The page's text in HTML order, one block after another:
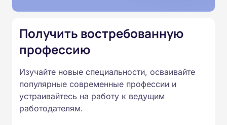
России от 14.07.2023 N 534 в
соответствии с Федеральными
образовательными стандартами
профессионального образования.
Удостоверения и дипломы о
Получить востребованную
профессию
Изучайте новые специальности, осваивайте
популярные современные профессии и
устраивайтесь на работу к ведущим
работодателям.